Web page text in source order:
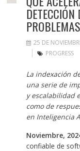
25 DE
PROGRESS
La indexación
una serie de
y escalabilidad
como de
en Inteligencia
Noviembre,
confiable de